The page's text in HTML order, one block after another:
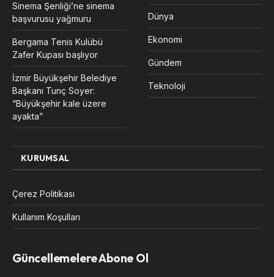
Sinema Şenliği’ne sinema
başvurusu yağmuru
Bergama Tenis Kulübü
Zafer Kupası başlıyor
İzmir Büyükşehir Belediye
Başkanı Tunç Soyer:
“Büyükşehir kale üzere
ayakta”
Dünya
Ekonomi
Gündem
Teknoloji
KURUMSAL
Çerez Politikası
Kullanım Koşulları
Güncellemelere Abone Ol